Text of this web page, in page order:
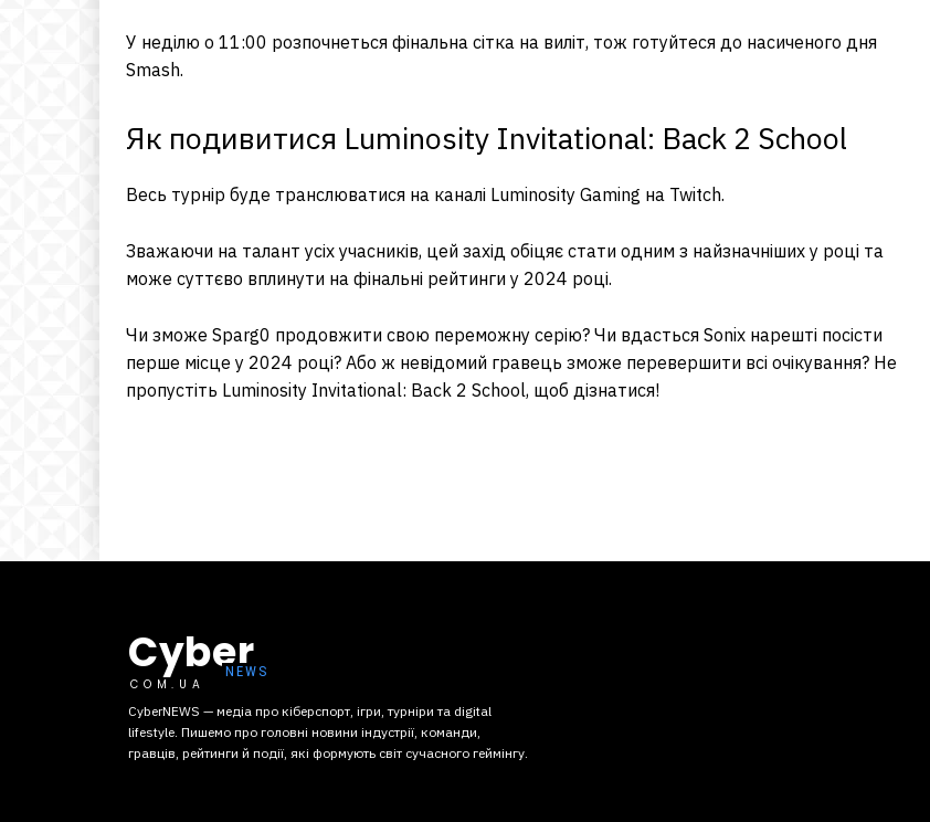
У неділю о 11:00 розпочнеться фінальна сітка на виліт, тож готуйтеся до насиченого дня
Smash.
Як подивитися Luminosity Invitational: Back 2 School
Весь турнір буде транслюватися на каналі Luminosity Gaming на Twitch.
Зважаючи на талант усіх учасників, цей захід обіцяє стати одним з найзначніших у році та
може суттєво вплинути на фінальні рейтинги у 2024 році.
Чи зможе Sparg0 продовжити свою переможну серію? Чи вдасться Sonix нарешті посісти
перше місце у 2024 році? Або ж невідомий гравець зможе перевершити всі очікування? Не
пропустіть Luminosity Invitational: Back 2 School, щоб дізнатися!
Cyber
COM.UA
CyberNEWS — медіа про кіберспорт, ігри, турніри та digital
lifestyle. Пишемо про головні новини індустрії, команди,
гравців, рейтинги й події, які формують світ сучасного геймінгу.